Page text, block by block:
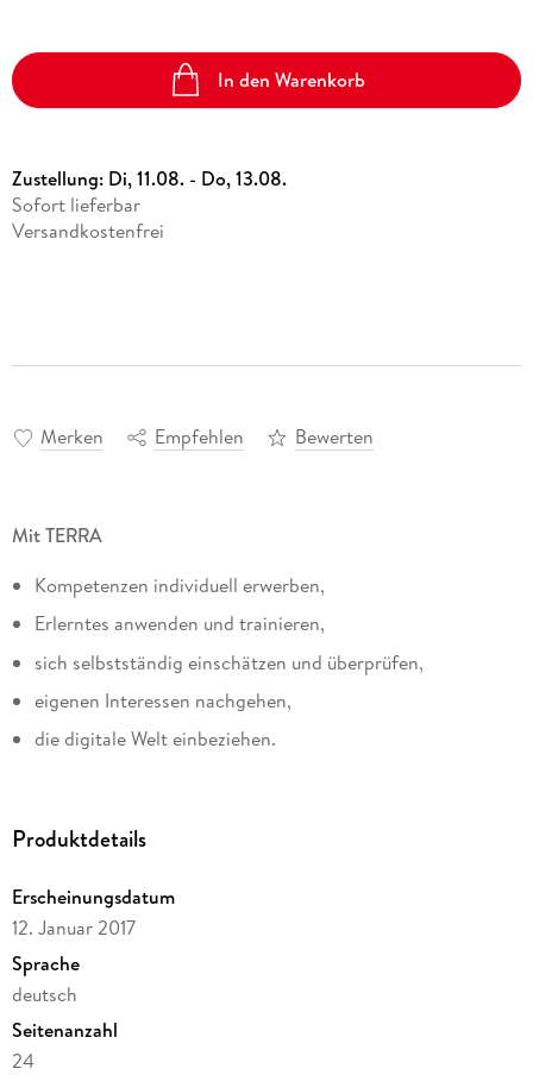
In den Warenkorb
Zustellung: Di, 11.08. - Do, 13.08.
Sofort lieferbar
Versandkostenfrei
Merken Empfehlen Bewerten
Mit TERRA
Kompetenzen individuell erwerben,
Erlerntes anwenden und trainieren,
sich selbstständig einschätzen und überprüfen,
eigenen Interessen nachgehen,
die digitale Welt einbeziehen.
Produktdetails
Erscheinungsdatum
12. Januar 2017
Sprache
deutsch
Seitenanzahl
24